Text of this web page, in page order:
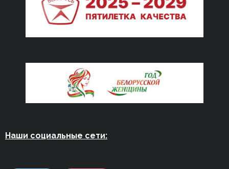
Наши социальные сети: